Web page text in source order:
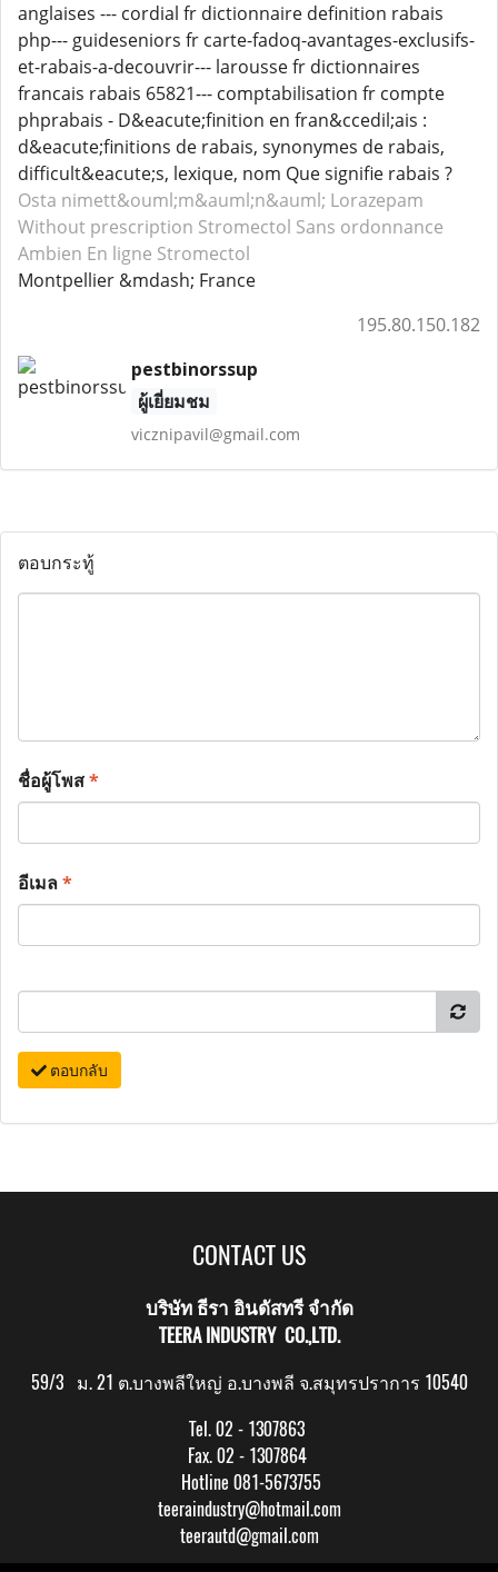
anglaises --- cordial fr dictionnaire definition rabais
php--- guideseniors fr carte-fadoq-avantages-exclusifs-
et-rabais-a-decouvrir--- larousse fr dictionnaires
francais rabais 65821--- comptabilisation fr compte
phprabais - D&eacute;finition en fran&ccedil;ais :
d&eacute;finitions de rabais, synonymes de rabais,
difficult&eacute;s, lexique, nom Que signifie rabais ?
Osta nimett&ouml;m&auml;n&auml; Lorazepam
Without prescription Stromectol Sans ordonnance
Ambien En ligne Stromectol
Montpellier &mdash; France
195.80.150.182
pestbinorssup
ผู้เยี่ยมชม
vicznipavil@gmail.com
ตอบกระทู้
ชื่อผู้โพส*
อีเมล*
ตอบกลับ
CONTACT US
บริษัท ธีรา อินดัสทรี จำกัด
TEERA INDUSTRY CO.,LTD.
59/3 ม. 21 ต.บางพลีใหญ่ อ.บางพลี จ.สมุทรปราการ 10540
Tel. 02 - 1307863
Fax. 02 - 1307864
Hotline 081-5673755
teeraindustry@hotmail.com
teerautd@gmail.com